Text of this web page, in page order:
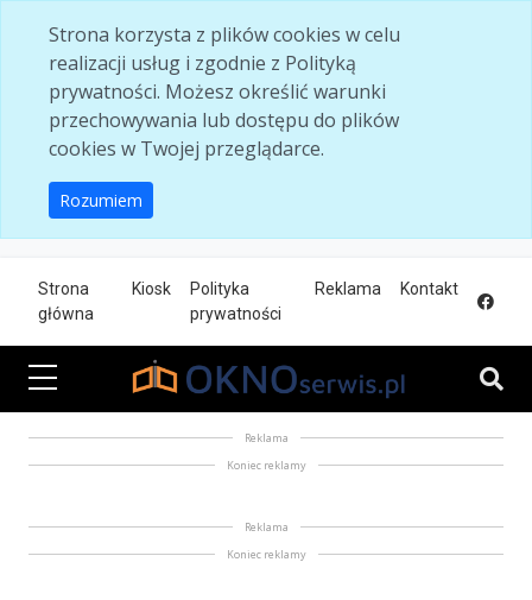
Strona korzysta z plików cookies w celu
realizacji usług i zgodnie z Polityką
prywatności. Możesz określić warunki
przechowywania lub dostępu do plików
cookies w Twojej przeglądarce.
Rozumiem
Strona
główna
Kiosk
Polityka
prywatności
Reklama Kontakt
Reklama
Koniec reklamy
Reklama
Koniec reklamy